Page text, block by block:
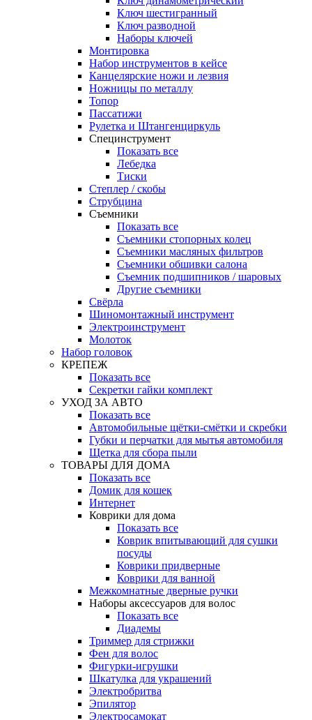
Ключ шестигранный
Ключ разводной
Наборы ключей
Монтировка
Набор инструментов в кейсе
Канцелярские ножи и лезвия
Ножницы по металлу
Топор
Пассатижи
Рулетка и Штангенциркуль
Специнструмент
Показать все
Лебедка
Тиски
Степлер / скобы
Струбцина
Съемники
Показать все
Съемники стопорных колец
Съемники масляных фильтров
Съемники обшивки салона
Съемник подшипников / шаровых
Другие съемники
Свёрла
Шиномонтажный инструмент
Электроинструмент
Молоток
Набор головок
КРЕПЕЖ
Показать все
Секретки гайки комплект
УХОД ЗА АВТО
Показать все
Автомобильные щётки-смётки и скребки
Губки и перчатки для мытья автомобиля
Щетка для сбора пыли
ТОВАРЫ ДЛЯ ДОМА
Показать все
Домик для кошек
Интернет
Коврики для дома
Показать все
Коврик впитывающий для сушки
посуды
Коврики придверные
Коврики для ванной
Межкомнатные дверные ручки
Наборы аксессуаров для волос
Показать все
Диадемы
Триммер для стрижки
Фен для волос
Фигурки-игрушки
Шкатулка для украшений
Электробритва
Эпилятор
Электросамокат